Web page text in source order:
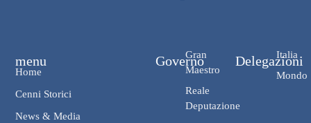
Governo
Gran
Maestro
Reale
Deputazione
Delegazioni
Italia
Mondo
menu
Home
Cenni Storici
News & Media